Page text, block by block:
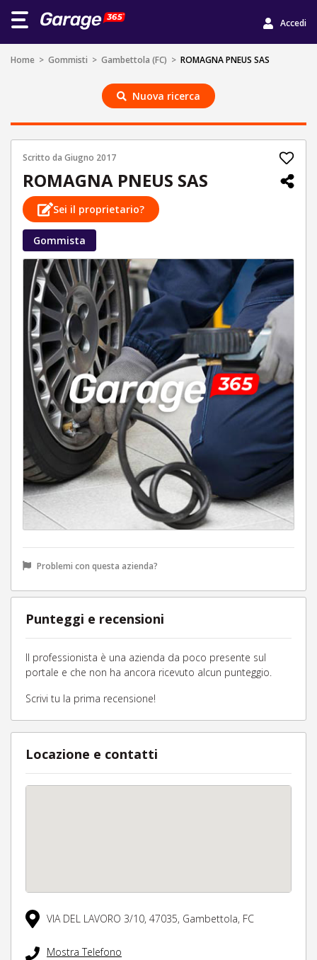
Accedi
Home > Gommisti > Gambettola (FC) > ROMAGNA PNEUS SAS
Nuova ricerca
Scritto da Giugno 2017
ROMAGNA PNEUS SAS
Sei il proprietario?
Gommista
Problemi con questa azienda?
Punteggi e recensioni
Il professionista è una azienda da poco presente sul
portale e che non ha ancora ricevuto alcun punteggio.
Scrivi tu la prima recensione!
Locazione e contatti
VIA DEL LAVORO 3/10, 47035, Gambettola, FC
Mostra Telefono